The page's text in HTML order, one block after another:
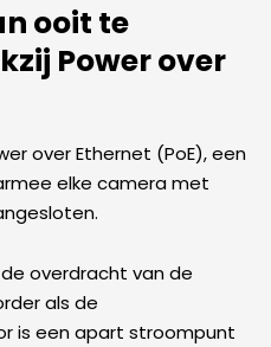
ooit te
Power over
over Ethernet (PoE), een
elke camera met
overdracht van de
als de
is een apart stroompunt